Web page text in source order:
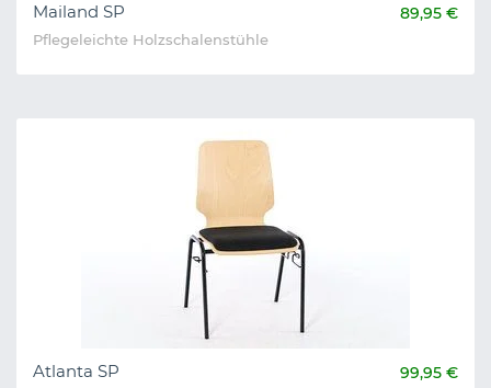
Mailand SP 89,95 €
Pflegeleichte Holzschalenstühle
Atlanta SP 99,95 €